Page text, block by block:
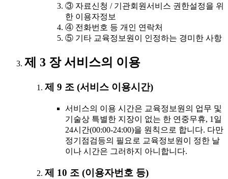
③ 자료신청 / 기관회원서비스 권한설정을 위
한 이용자정보
④ 전화번호 등 개인 연락처
⑤ 기타 교육정보원이 인정하는 경미한 사항
제 3 장 서비스의 이용
제 9 조 (서비스 이용시간)
서비스의 이용 시간은 교육정보원의 업무 및
기술상 특별한 지장이 없는 한 연중무휴, 1일
24시간(00:00-24:00)을 원칙으로 합니다. 다만
정기점검등의 필요로 교육정보원이 정한 날
이나 시간은 그러하지 아니합니다.
제 10 조 (이용자번호 등)